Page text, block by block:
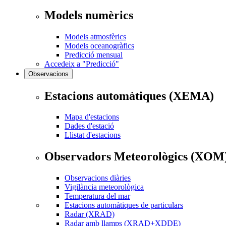
Models numèrics
Models atmosfèrics
Models oceanogràfics
Predicció mensual
Accedeix a "Predicció"
Observacions
Estacions automàtiques (XEMA)
Mapa d'estacions
Dades d'estació
Llistat d'estacions
Observadors Meteorològics
Observacions diàries
Vigilància meteorològica
Temperatura del mar
Estacions automàtiques de particulars
Radar (XRAD)
Radar amb llamps (XRAD+XDDE)